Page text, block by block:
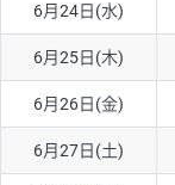
6月24日(水)
6月25日(木)
6月26日(金)
6月27日(土)